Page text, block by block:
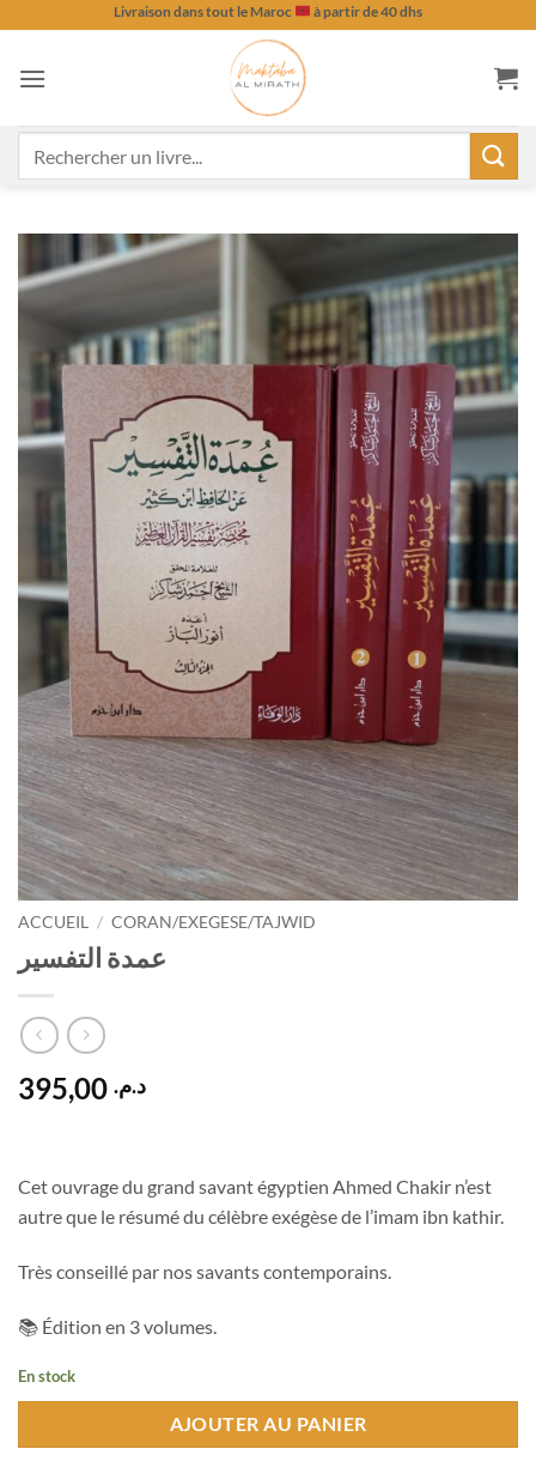
contenu
Livraison dans tout le Maroc à partir de 40 dhs
ACCUEIL / CORAN/EXEGESE/TAJWID
عمدة التفسير
د.م.
Cet ouvrage du grand savant égyptien Ahmed Chakir n’est
autre que le résumé du célèbre exégèse de l’imam ibn kathir.
Très conseillé par nos savants contemporains.
📚 Édition en 3 volumes.
En stock
AJOUTER AU PANIER